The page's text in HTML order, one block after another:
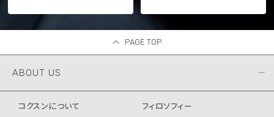
PAGE TOP
ABOUT US
コクスンについて
フィロソフィー